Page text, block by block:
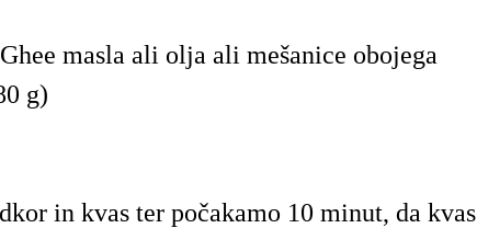
masla ali olja ali mešanice obojega
g)
in kvas ter počakamo 10 minut, da kvas